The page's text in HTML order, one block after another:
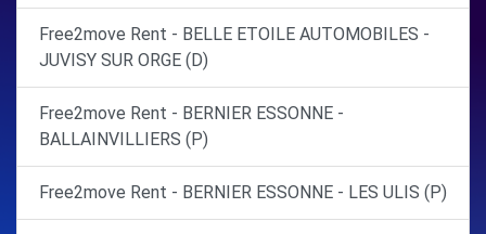
Free2move Rent - BELLE ETOILE AUTOMOBILES -
JUVISY SUR ORGE (D)
Free2move Rent - BERNIER ESSONNE -
BALLAINVILLIERS (P)
Free2move Rent - BERNIER ESSONNE - LES ULIS (P)